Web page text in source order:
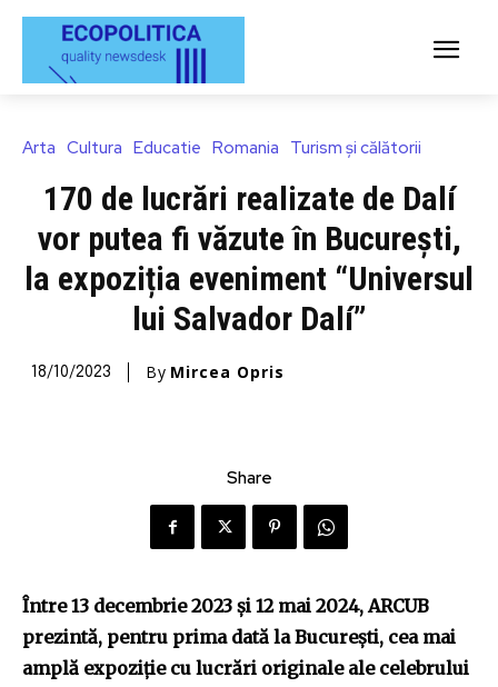
Arta Cultura Educatie Romania Turism și călătorii
170 de lucrări realizate de Dalí
vor putea fi văzute în București,
la expoziția eveniment “Universul
lui Salvador Dalí”
18/10/2023 By Mircea Opris
Share
Între 13 decembrie 2023 și 12 mai 2024, ARCUB
prezintă, pentru prima dată la București, cea mai
amplă expoziție cu lucrări originale ale celebrului